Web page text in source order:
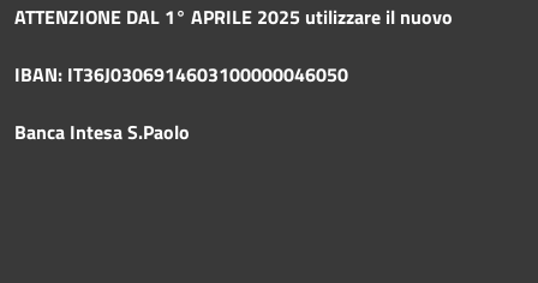
ATTENZIONE DAL 1° APRILE 2025 utilizzare il nuovo
IBAN: IT36J0306914603100000046050
Banca Intesa S.Paolo